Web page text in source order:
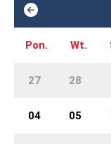
Pon. Wt.
27 28
04 05